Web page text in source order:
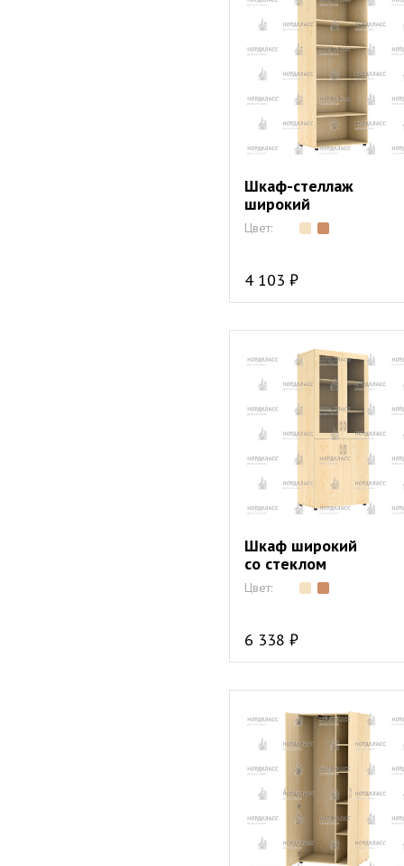
Шкаф-стеллаж
широкий
Цвет:
4 103 ₽
Шкаф широкий
со стеклом
Цвет:
6 338 ₽